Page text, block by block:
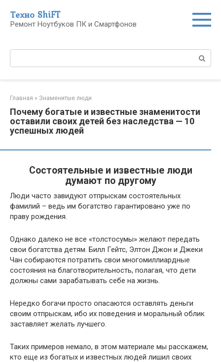
контенту
Техно ShiFT
Ремонт Ноутбуков ПК и Смартфонов
Поиск:
Главная » Знаменитые люди
Почему богатые и известные знаменитости
оставили своих детей без наследства — 10
успешных людей
Состоятельные и известные люди
думают по другому
Люди часто завидуют отпрыскам состоятельных
фамилий – ведь им богатство гарантировано уже по
праву рождения.
Однако далеко не все «толстосумы» желают передать
свои богатства детям. Билл Гейтс, Элтон Джон и Джеки
Чан собираются потратить свои многомиллиардные
состояния на благотворительность, полагая, что дети
должны сами зарабатывать себе на жизнь.
Нередко богачи просто опасаются оставлять деньги
своим отпрыскам, ибо их поведения и моральный облик
заставляет желать лучшего.
Таких примеров немало, в этом материале мы расскажем,
кто еще из богатых и известных людей лишил своих